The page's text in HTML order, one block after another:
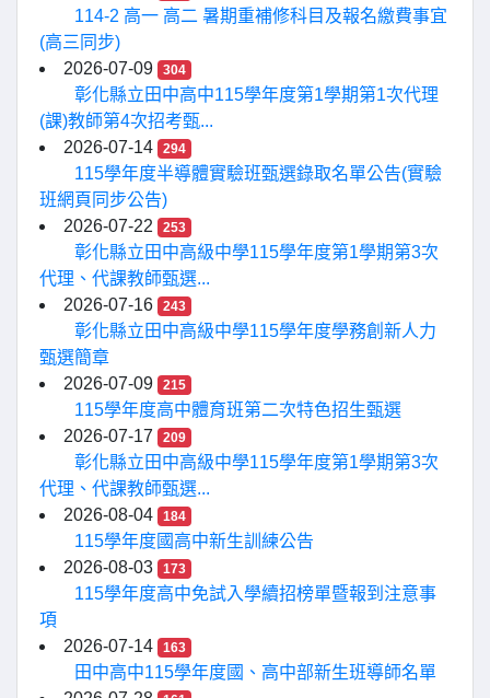
114-2 高一 高二 暑期重補修科目及報名繳費事宜
(高三同步)
2026-07-09
304
彰化縣立田中高中115學年度第1學期第1次代理
(課)教師第4次招考甄...
2026-07-14
294
115學年度半導體實驗班甄選錄取名單公告(實驗
班網頁同步公告)
2026-07-22
253
彰化縣立田中高級中學115學年度第1學期第3次
代理、代課教師甄選...
2026-07-16
243
彰化縣立田中高級中學115學年度學務創新人力
甄選簡章
2026-07-09
215
115學年度高中體育班第二次特色招生甄選
2026-07-17
209
彰化縣立田中高級中學115學年度第1學期第3次
代理、代課教師甄選...
2026-08-04
184
115學年度國高中新生訓練公告
2026-08-03
173
115學年度高中免試入學續招榜單暨報到注意事
項
2026-07-14
163
田中高中115學年度國、高中部新生班導師名單